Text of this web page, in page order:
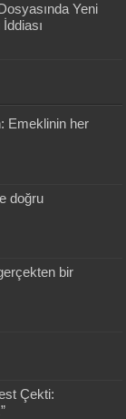
Yeni
Emeklinin her
doğru
bir
Çekti: